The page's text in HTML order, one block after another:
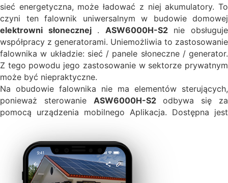
sieć energetyczna, może ładować z niej akumulatory. To
czyni ten falownik uniwersalnym w budowie domowej
elektrowni słonecznej. ASW6000H-S2nie obsługuje
współpracy z generatorami. Uniemożliwia to zastosowanie
falownika w układzie: sieć / panele słoneczne / generator.
Z tego powodu jego zastosowanie w sektorze prywatnym
może być niepraktyczne.
Na obudowie falownika nie ma elementów sterujących,
ponieważ sterowanie ASW6000H-S2odbywa się za
pomocą urządzenia mobilnego Aplikacja. Dostępna jest